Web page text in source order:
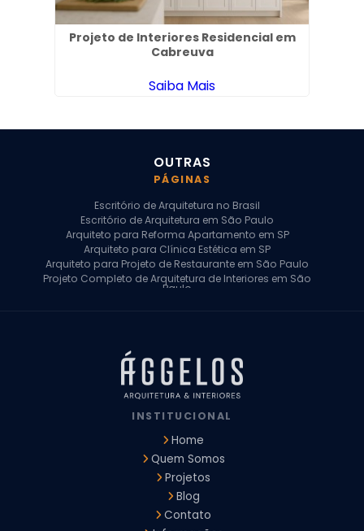
Projeto de Interiores Residencial em
Cabreuva
Saiba Mais
OUTRAS
PÁGINAS
Escritório de Arquitetura no Brasil
Escritório de Arquitetura em São Paulo
Arquiteto para Reforma Apartamento em SP
Arquiteto para Clínica Estética em SP
Arquiteto para Projeto de Restaurante em São Paulo
Projeto Completo de Arquitetura de Interiores em São
Paulo
Arquiteto para Projeto Comercial em São Paulo
Arquiteto Comercial
Arquiteto para Reforma de Apartamento
Arquiteto para Reforma Residencial
Arquitetura para Reforma de Casas
Design de Interiores Apartamentos
Design de Interiores Residencial
Empresa de Arquitetura e Design
Empresas de Arquitetura e Design de Interiores
Escritório de Design de Interiores
Projeto Executivo Arquitetura
Arquitetura Institucional
INSTITUCIONAL
Home
Quem Somos
Projetos
Blog
Contato